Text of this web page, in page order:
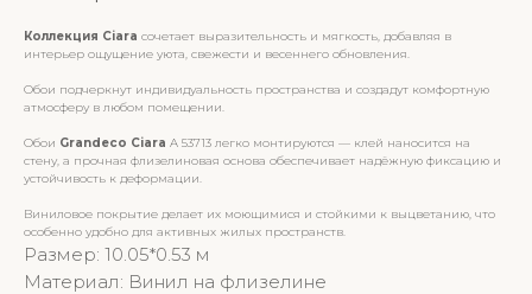
Коллекция Ciara сочетает выразительность и мягкость, добавляя в
интерьер ощущение уюта, свежести и весеннего обновления.
Обои подчеркнут индивидуальность пространства и создадут комфортную
атмосферу в любом помещении.
Обои Grandeco Ciara A 53713 легко монтируются — клей наносится на
стену, а прочная флизелиновая основа обеспечивает надёжную фиксацию и
устойчивость к деформации.
Виниловое покрытие делает их моющимися и стойкими к выцветанию, что
особенно удобно для активных жилых пространств.
Размер: 10.05*0.53 м
Материал: Винил на флизелине